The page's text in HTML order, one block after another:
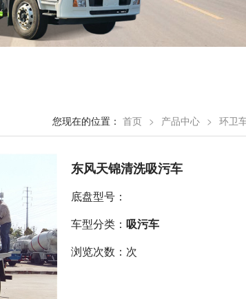
您现在的位置： 首页 > 产品中心 > 环卫
东风天锦清洗吸污车
底盘型号：
车型分类： 吸污车
浏览次数：次